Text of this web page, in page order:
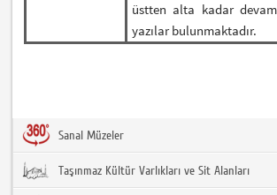
üstten alta kadar
yazılar bulunmaktadır.
Sanal Müzeler
Taşınmaz Kültür Varlıkları ve Sit Alanları